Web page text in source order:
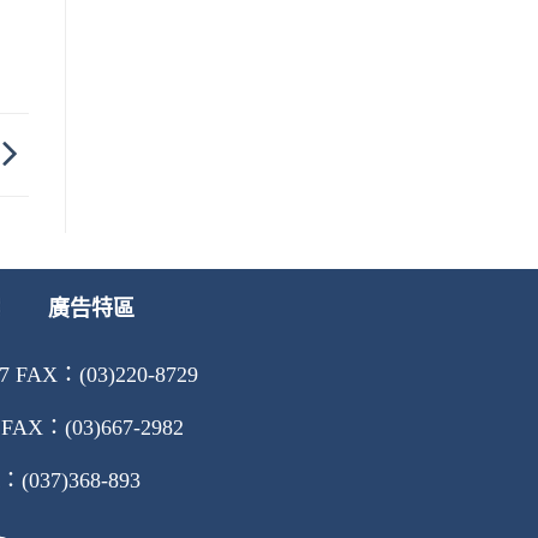
廣告特區
FAX：(03)220-8729
：(03)667-2982
(037)368-893